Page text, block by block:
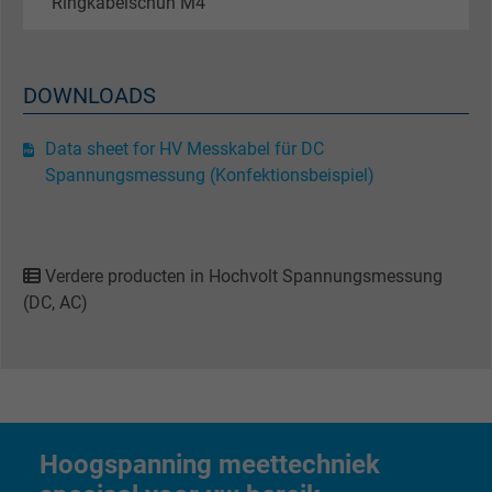
Vendor Google LLC
Expire 1 day
website.
Google cookie for website analysis.
DOWNLOADS
Data sheet for HV Messkabel für DC
Spannungsmessung (Konfektionsbeispiel)
Verdere producten in Hochvolt Spannungsmessung
(DC, AC)
Hoogspanning meettechniek